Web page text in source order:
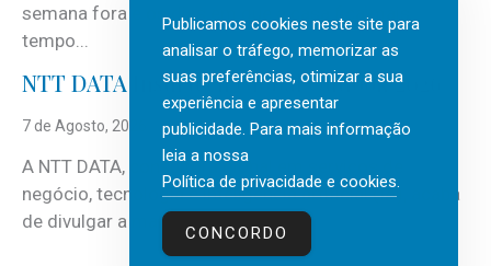
semana fora e os dias em que a casa fica mais
tempo...
NTT DATA Insurtech Global Outlook 2026
7 de Agosto, 2026
A NTT DATA, consultora global em serviços de
negócio, tecnologia e inteligência artificial (IA), acaba
de divulgar a mais recente...
Publicamos cookies neste site para
analisar o tráfego, memorizar as
suas preferências, otimizar a sua
experiência e apresentar
publicidade. Para mais informação
leia a nossa
Política de privacidade e cookies.
CONCORDO